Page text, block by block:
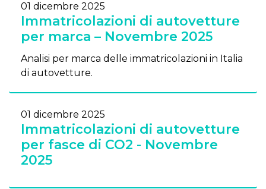
01 dicembre 2025
Immatricolazioni di autovetture
per marca – Novembre 2025
Analisi per marca delle immatricolazioni in Italia
di autovetture.
01 dicembre 2025
Immatricolazioni di autovetture
per fasce di CO2 - Novembre
2025